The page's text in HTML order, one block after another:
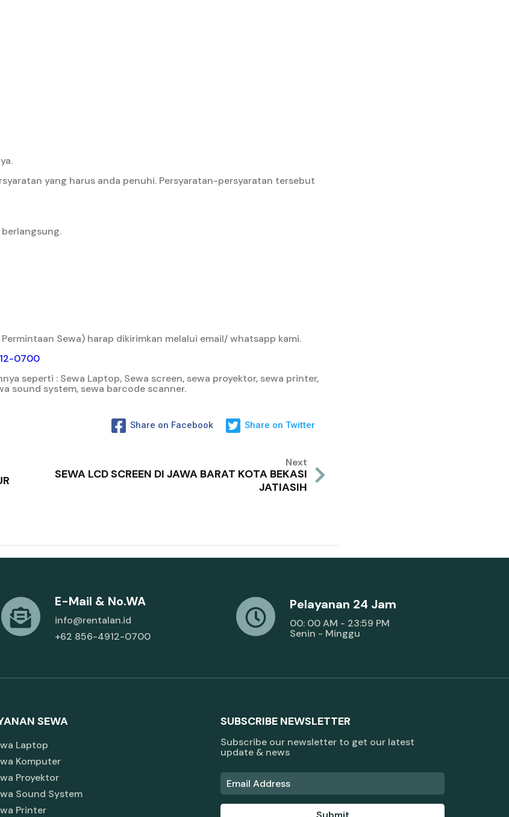
yang harus anda penuhi. Persyaratan-persyaratan tersebut
Sewa) harap dikirimkan melalui email/ whatsapp kami.
0700
seperti : Sewa Laptop, Sewa screen, sewa proyektor, sewa printer,
sound system, sewa barcode scanner.
Share on Facebook Share on Twitter
Next
SEWA LCD SCREEN DI JAWA BARAT KOTA BEKASI
JATIASIH
E-Mail & No.WA
info@rentalan.id
+62 856-4912-0700
Pelayanan 24 Jam
00: 00 AM - 23:59 PM
Senin - Minggu
SEWA
Laptop
Komputer
Proyektor
Sound System
Printer
SUBSCRIBE NEWSLETTER
Subscribe our newsletter to get our latest
update & news